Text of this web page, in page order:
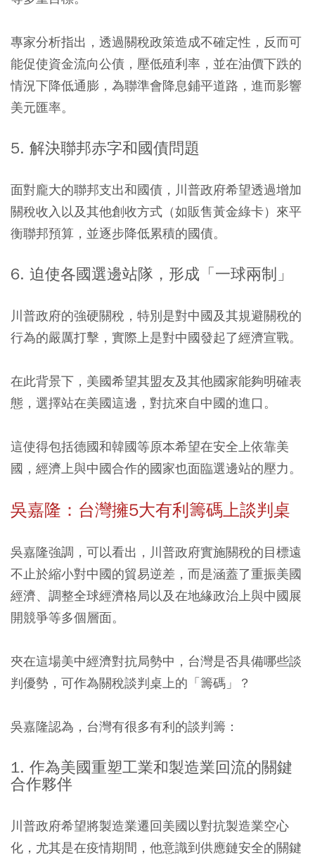
專家分析指出，透過關稅政策造成不確定性，反而可
能促使資金流向公債，壓低殖利率，並在油價下跌的
情況下降低通膨，為聯準會降息鋪平道路，進而影響
美元匯率。
5. 解決聯邦赤字和國債問題
面對龐大的聯邦支出和國債，川普政府希望透過增加
關稅收入以及其他創收方式（如販售黃金綠卡）來平
衡聯邦預算，並逐步降低累積的國債。
6. 迫使各國選邊站隊，形成「一球兩制」
川普政府的強硬關稅，特別是對中國及其規避關稅的
行為的嚴厲打擊，實際上是對中國發起了經濟宣戰。
在此背景下，美國希望其盟友及其他國家能夠明確表
態，選擇站在美國這邊，對抗來自中國的進口。
這使得包括德國和韓國等原本希望在安全上依靠美
國，經濟上與中國合作的國家也面臨選邊站的壓力。
吳嘉隆：台灣擁5大有利籌碼上談判桌
吳嘉隆強調，可以看出，川普政府實施關稅的目標遠
不止於縮小對中國的貿易逆差，而是涵蓋了重振美國
經濟、調整全球經濟格局以及在地緣政治上與中國展
開競爭等多個層面。
夾在這場美中經濟對抗局勢中，台灣是否具備哪些談
判優勢，可作為關稅談判桌上的「籌碼」？
吳嘉隆認為，台灣有很多有利的談判籌：
1. 作為美國重塑工業和製造業回流的關鍵
合作夥伴
川普政府希望將製造業遷回美國以對抗製造業空心
化，尤其是在疫情期間，他意識到供應鏈安全的關鍵